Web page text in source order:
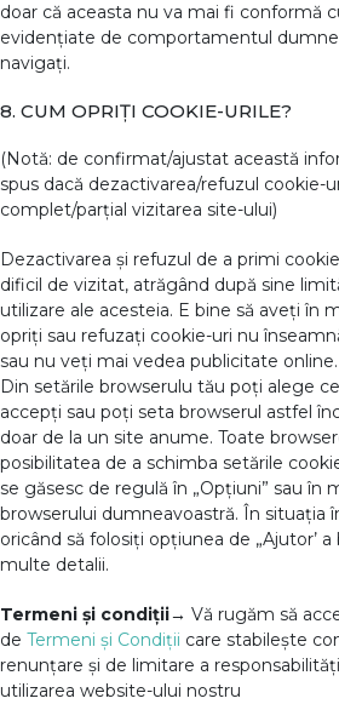
doar că aceasta nu va mai fi conformă
evidențiate de comportamentul
navigați.
8. CUM OPRIȚI COOKIE-URILE?
(Notă: de confirmat/ajustat această
spus dacă dezactivarea/refuzul cookie-
complet/parțial vizitarea site-ului)
Dezactivarea și refuzul de a primi
dificil de vizitat, atrăgând după sine
utilizare ale acesteia. E bine să aveți în
opriți sau refuzați cookie-uri nu
sau nu veți mai vedea publicitate online.
Din setările browserulu tău poți alege
accepți sau poți seta browserul astfel
doar de la un site anume. Toate
posibilitatea de a schimba setările
se găsesc de regulă în „Opțiuni” sau în
browserului dumneavoastră. În situația
oricând să folosiți opțiunea de „Ajutor’
multe detalii.
Termeni și condiții→ Vă rugăm să
de Termeni și Condiții care stabilește
renunțare și de limitare a
utilizarea website-ului nostru